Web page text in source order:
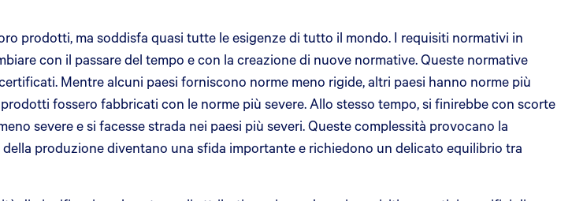
prodotti, ma soddisfa quasi tutte le esigenze di tutto il mondo. I requisiti normativi in
con il passare del tempo e con la creazione di nuove normative. Queste normative
Mentre alcuni paesi forniscono norme meno rigide, altri paesi hanno norme più
fossero fabbricati con le norme più severe. Allo stesso tempo, si finirebbe con scorte
severe e si facesse strada nei paesi più severi. Queste complessità provocano la
produzione diventano una sfida importante e richiedono un delicato equilibrio tra